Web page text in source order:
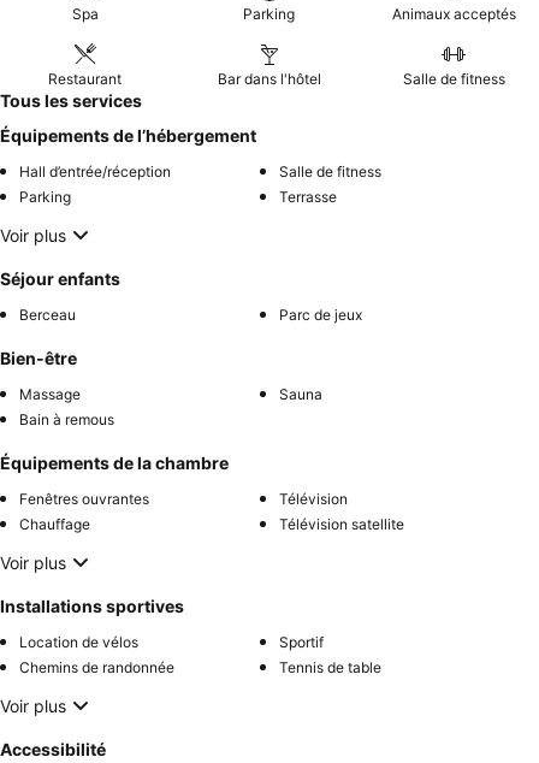
Spa Parking Animaux acceptés
Restaurant Bar dans l'hôtel Salle de fitness
Tous les services
Équipements de l’hébergement
Hall d’entrée/réception
Salle de fitness
Parking
Terrasse
Voir plus
Séjour enfants
Berceau Parc de jeux
Bien-être
Massage
Sauna
Bain à remous
Équipements de la chambre
Fenêtres ouvrantes
Télévision
Chauffage
Télévision satellite
Voir plus
Installations sportives
Location de vélos
Sportif
Chemins de randonnée
Tennis de table
Voir plus
Accessibilité